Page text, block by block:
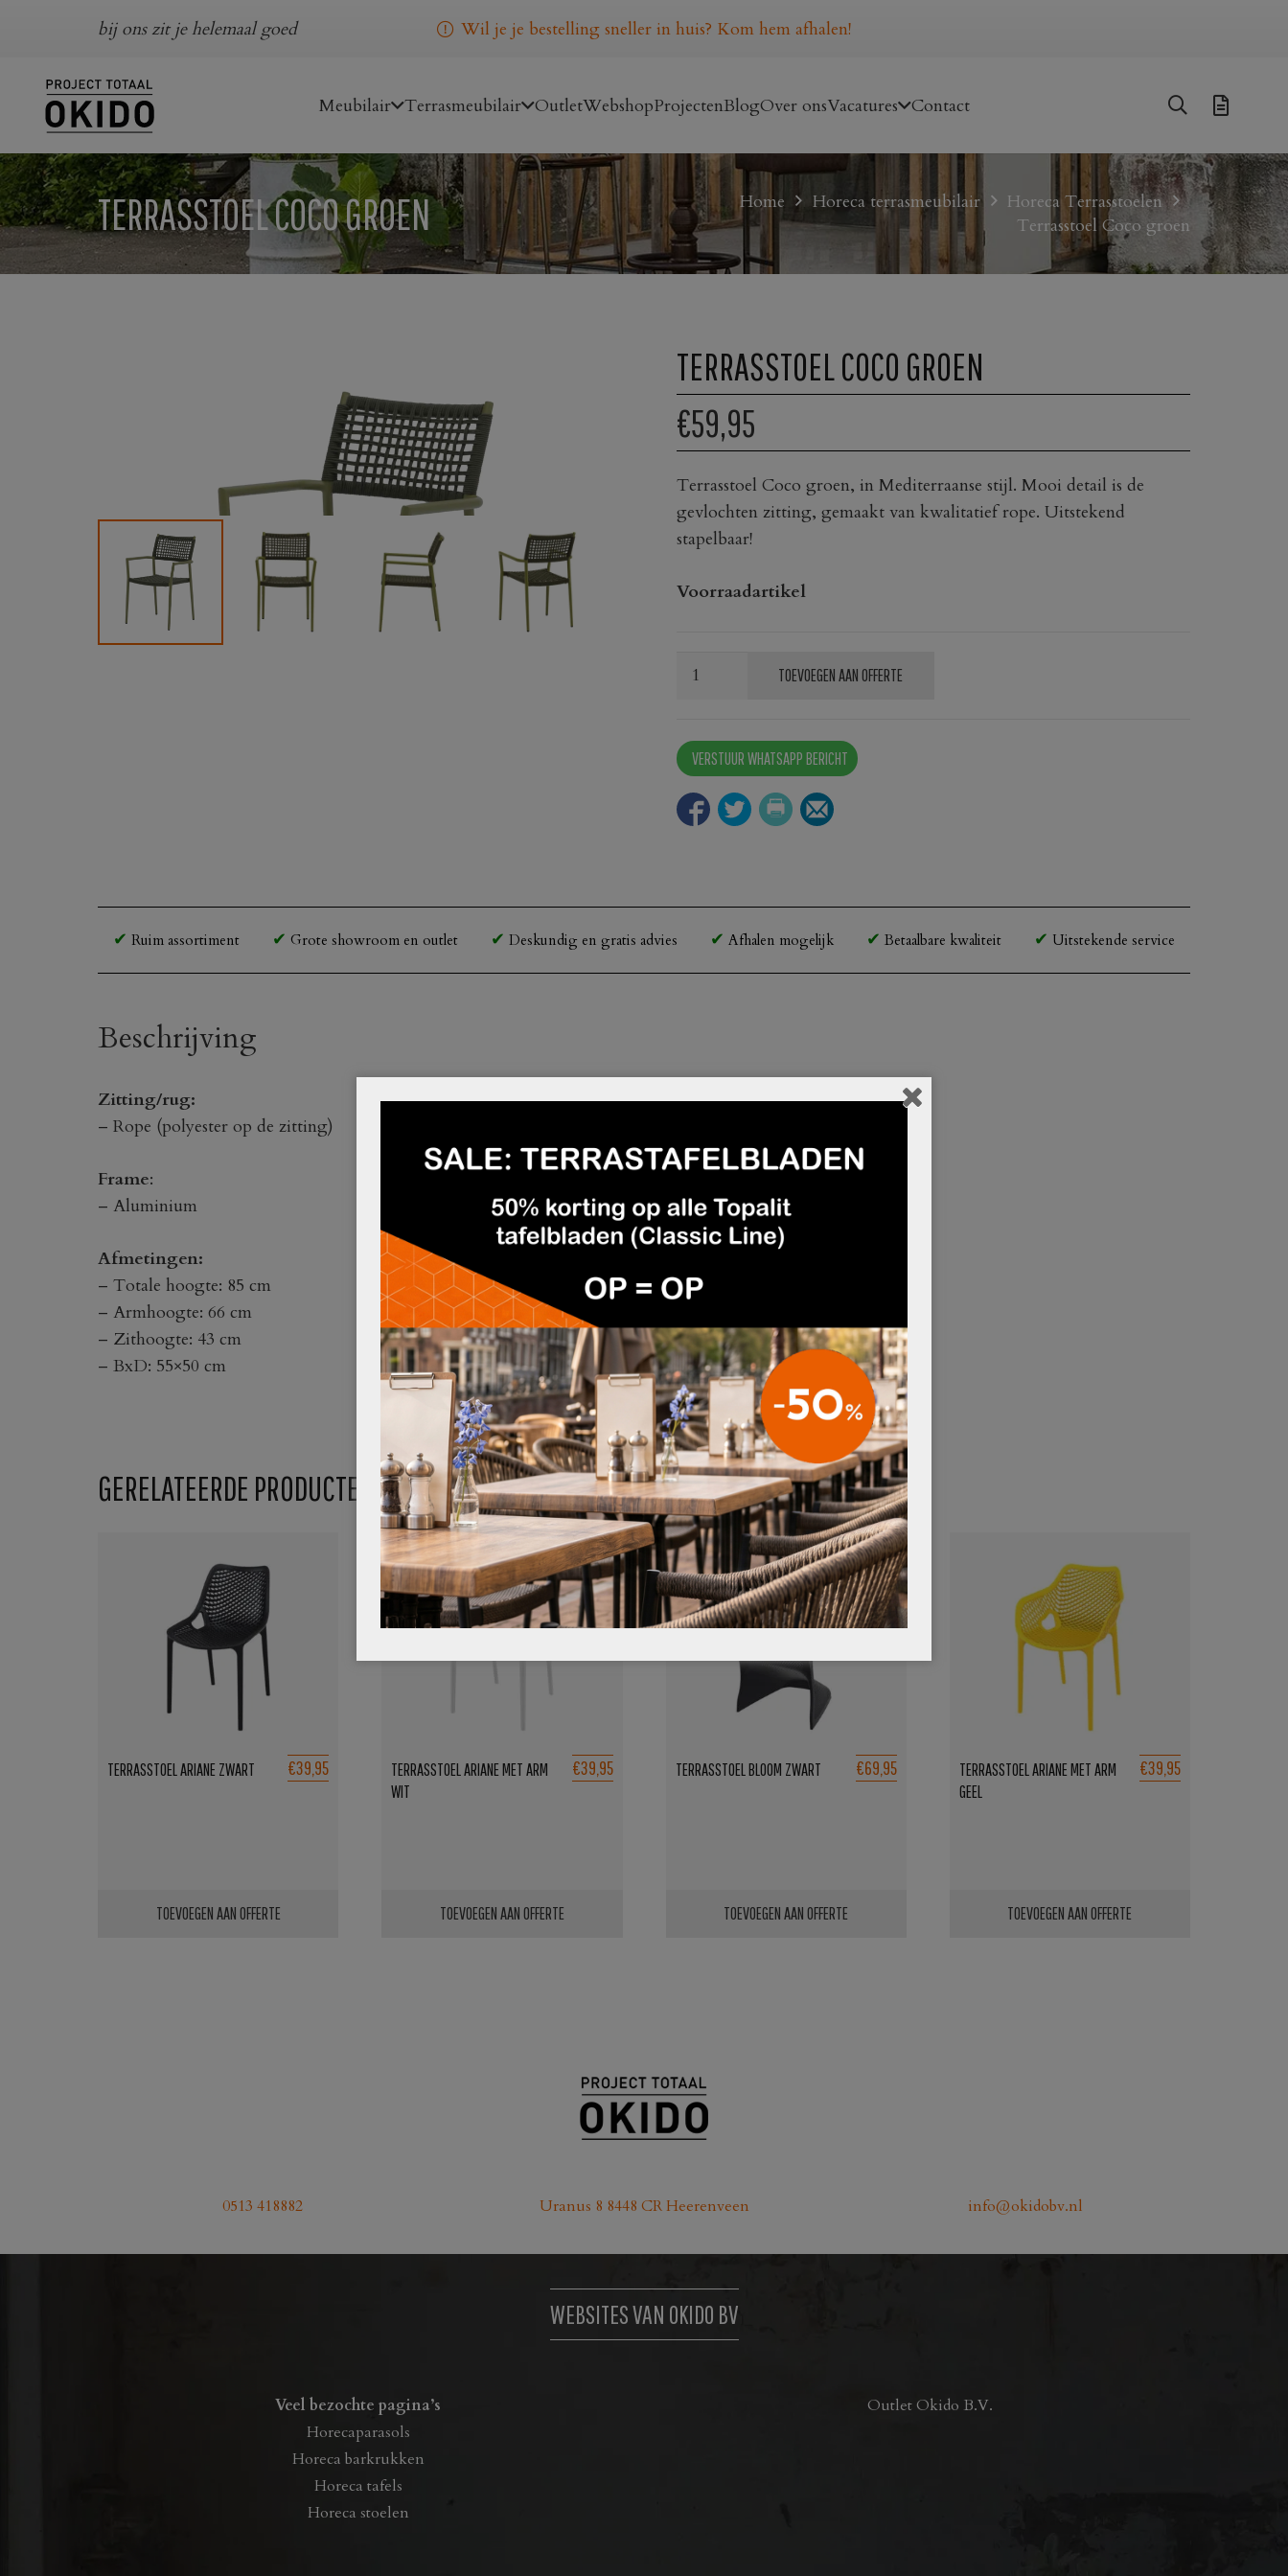
bij ons zit je helemaal goed Wil je je bestelling sneller in huis? Kom hem afhalen!
Meubilair Terrasmeubilair OutletWebshopProjectenBlogOver onsVacatures Contact
TERRASSTOEL COCO GROEN Home Horeca terrasmeubilair
Horeca Terrasstoelen
Terrasstoel Coco groen
TERRASSTOEL COCO GROEN
€59,95
Terrasstoel Coco groen, in Mediterraanse stijl. Mooi detail is de
gevlochten zitting, gemaakt van kwalitatief rope. Uitstekend
stapelbaar!
Voorraadartikel
Terrasstoel
aantal
TOEVOEGEN AAN OFFERTE
VERSTUUR WHATSAPP BERICHT
Ruim assortiment Grote showroom en outlet Deskundig en gratis advies Afhalen mogelijk Betaalbare kwaliteit Uitstekende service
Beschrijving
Zitting/rug:
– Rope (polyester op de zitting)
Frame:
– Aluminium
Afmetingen:
– Totale hoogte: 85 cm
– Armhoogte: 66 cm
– Zithoogte: 43 cm
– BxD: 55×50 cm
GERELATEERDE PRODUCTEN
TERRASSTOEL ARIANE ZWART €39,95
TOEVOEGEN AAN OFFERTE
TERRASSTOEL ARIANE MET ARM
WIT
€39,95
TOEVOEGEN AAN OFFERTE
TERRASSTOEL BLOOM ZWART €69,95
TOEVOEGEN AAN OFFERTE
TERRASSTOEL ARIANE MET ARM
GEEL
€39,95
TOEVOEGEN AAN OFFERTE
0513 418882 Uranus 8 8448 CR Heerenveen info@okidobv.nl
WEBSITES VAN OKIDO BV
Veel bezochte pagina’s
Horecaparasols
Horeca barkrukken
Horeca tafels
Horeca stoelen
Outlet Okido B.V.